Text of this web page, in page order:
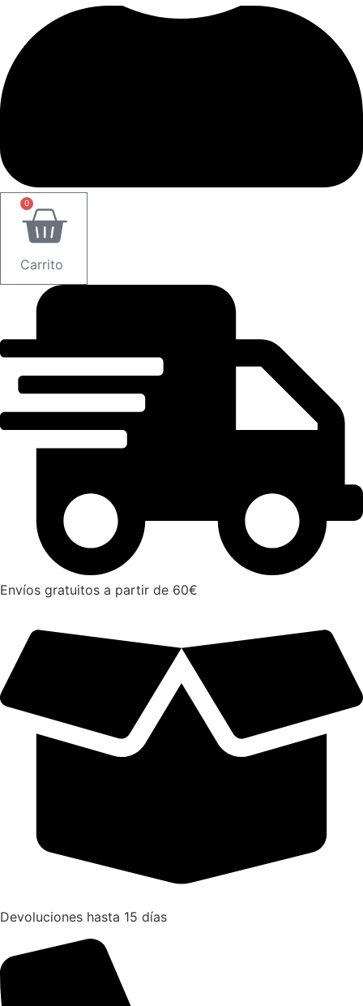
0
Carrito
Envíos gratuitos a partir de 60€
Devoluciones hasta 15 días